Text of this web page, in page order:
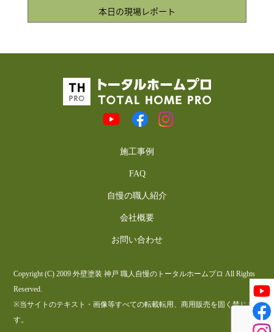
本日の現場レポート
施工事例
FAQ
自慢の職人紹介
会社概要
お問い合わせ
Copyright (C) 2009 外壁塗装 神戸 職人自慢のトータルホームプロ All Rights
Reserved.
※当サイトのテキスト・画像等すべての転載転用、商用販売を固く禁じま
す。